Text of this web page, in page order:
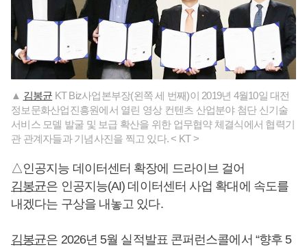
▲ 김봉균 KT Biz사업본부장(왼쪽 세 번째)이 2019년 4월10일 대전
정보문화산업진흥원에서 열린 영상 컨텐츠 산업분야 첨단 신기술
서비스 모델 발굴 및 보급 확산을 위한 업무협약 체결식에서 협력기
관 관계자들과 기념사진을 찍고 있다. < KT >
△인공지능 데이터센터 확장에 드라이브 걸어
김봉균은 인공지능(AI) 데이터센터 사업 확대에 속도를
내겠다는 구상을 내놓고 있다.
김봉균은 2026년 5월 실적발표 콘퍼런스콜에서 “향후 5